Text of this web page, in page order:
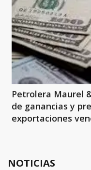
Petrolera Maurel & Prom reportó incremento
de ganancias y
NOTICIAS